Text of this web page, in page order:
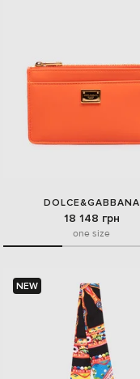
DOLCE&GABBANA
18 148 грн
one size
NEW